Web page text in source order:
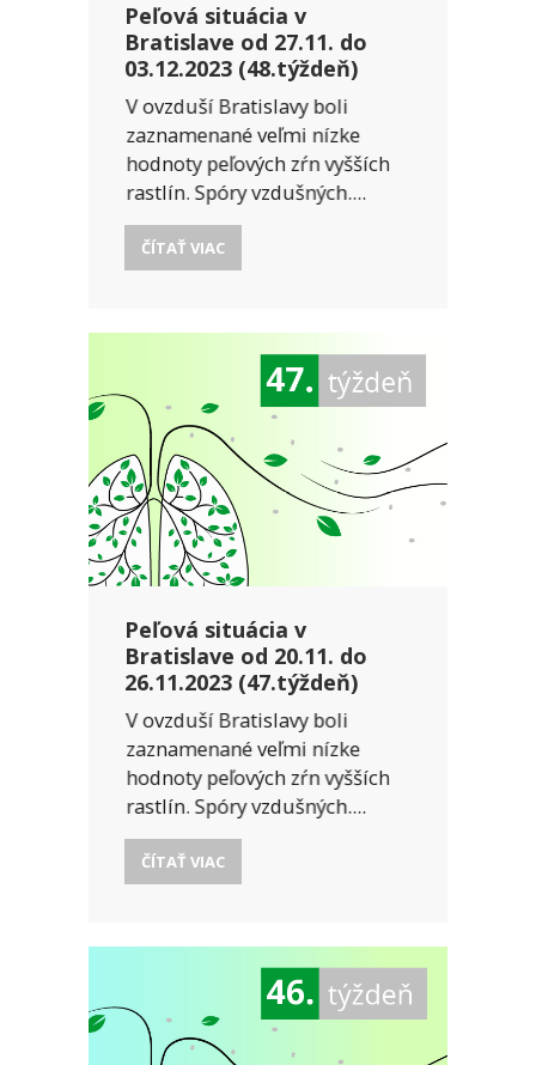
Peľová situácia v
Bratislave od 27.11. do
03.12.2023 (48.týždeň)
V ovzduší Bratislavy boli
zaznamenané veľmi nízke
hodnoty peľových zŕn vyšších
rastlín. Spóry vzdušných....
ČÍTAŤ VIAC
Peľová situácia v
Bratislave od 20.11. do
26.11.2023 (47.týždeň)
V ovzduší Bratislavy boli
zaznamenané veľmi nízke
hodnoty peľových zŕn vyšších
rastlín. Spóry vzdušných....
ČÍTAŤ VIAC